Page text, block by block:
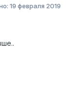
19 февраля 2019